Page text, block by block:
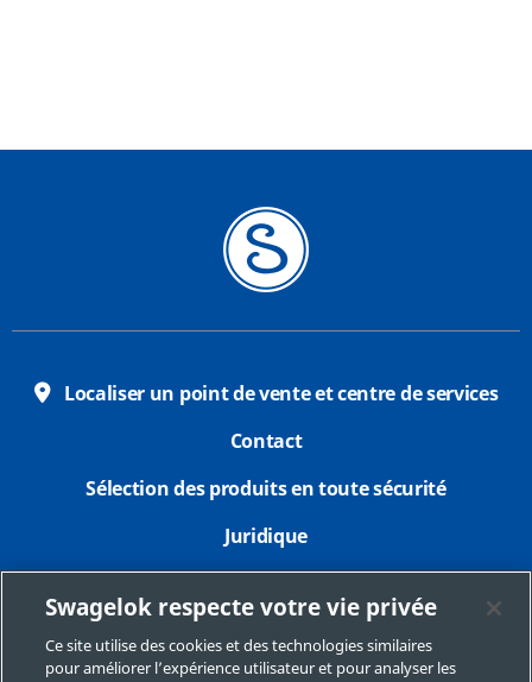
Localiser un point de vente et centre de services
Contact
Sélection des produits en toute sécurité
Juridique
Imprimer
Swagelok respecte votre vie privée
Ce site utilise des cookies et des technologies similaires
pour améliorer l’expérience utilisateur et pour analyser les